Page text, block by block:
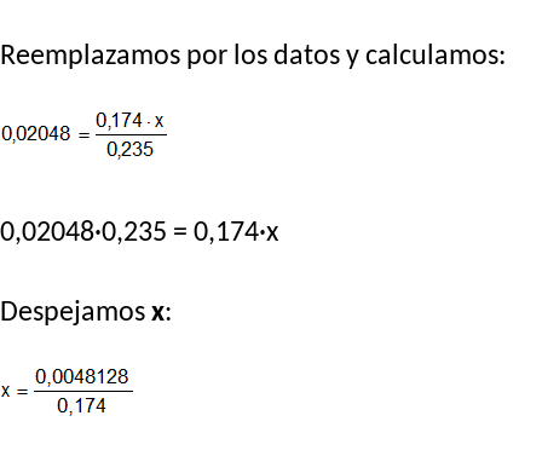
Reemplazamos por los datos y calculamos:
0,02048·0,235 = 0,174·x
Despejamos x: